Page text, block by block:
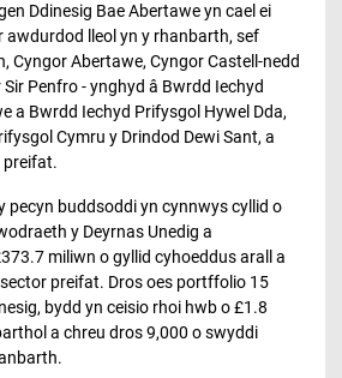
Ddinesig Bae Abertawe yn cael ei
awdurdod lleol yn y rhanbarth, sef
Cyngor Abertawe, Cyngor Castell-nedd
Penfro - ynghyd â Bwrdd Iechyd
a Bwrdd Iechyd Prifysgol Hywel Dda,
Cymru y Drindod Dewi Sant, a
preifat.
pecyn buddsoddi yn cynnwys cyllid o
y Deyrnas Unedig a
miliwn o gyllid cyhoeddus arall a
preifat. Dros oes portffolio 15
bydd yn ceisio rhoi hwb o £1.8
a chreu dros 9,000 o swyddi